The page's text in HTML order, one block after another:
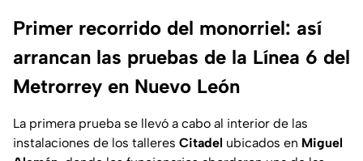
Primer recorrido del monorriel: así
arrancan las pruebas de la Línea 6 del
Metrorrey en Nuevo León
La primera prueba se llevó a cabo al interior de las
instalaciones de los talleres Citadel ubicados en Miguel